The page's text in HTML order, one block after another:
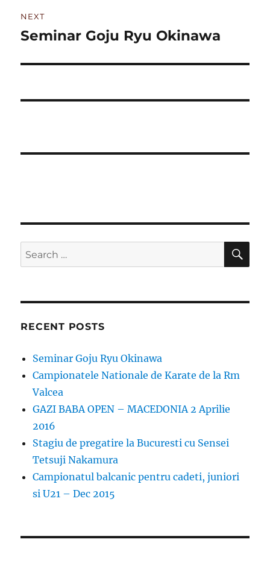
NEXT
Next
Seminar Goju Ryu Okinawa
Search
for:
RECENT POSTS
Seminar Goju Ryu Okinawa
Campionatele Nationale de Karate de la Rm
Valcea
GAZI BABA OPEN – MACEDONIA 2 Aprilie
2016
Stagiu de pregatire la Bucuresti cu Sensei
Tetsuji Nakamura
Campionatul balcanic pentru cadeti, juniori
si U21 – Dec 2015